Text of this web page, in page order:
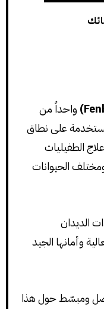
واحداً من
على نطاق
الطفيليات
الحيوانات
الديدان
وأمانها الجيد
ومبسّط حول هذا